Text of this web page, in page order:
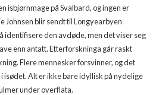
isbjørnmage på Svalbard, og ingen er
Johnsen blir sendt til Longyearbyen
identifisere den avdøde, men det viser seg
enn antatt. Etterforskninga går raskt
Flere mennesker forsvinner, og det
isødet. Alt er ikke bare idyllisk på nydelige
under overflata.